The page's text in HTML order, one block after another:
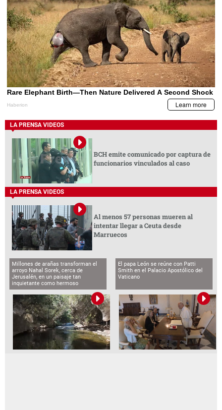
LA PRENSA VIDEOS
BCH emite comunicado por captura de
funcionarios vinculados al caso
LA PRENSA VIDEOS
Al menos 57 personas mueren al
intentar llegar a Ceuta desde
Marruecos
Millones de arañas transforman el
arroyo Nahal Sorek, cerca de
Jerusalén, en un paisaje tan
inquietante como hermoso
El papa León se reúne con Patti
Smith en el Palacio Apostólico del
Vaticano